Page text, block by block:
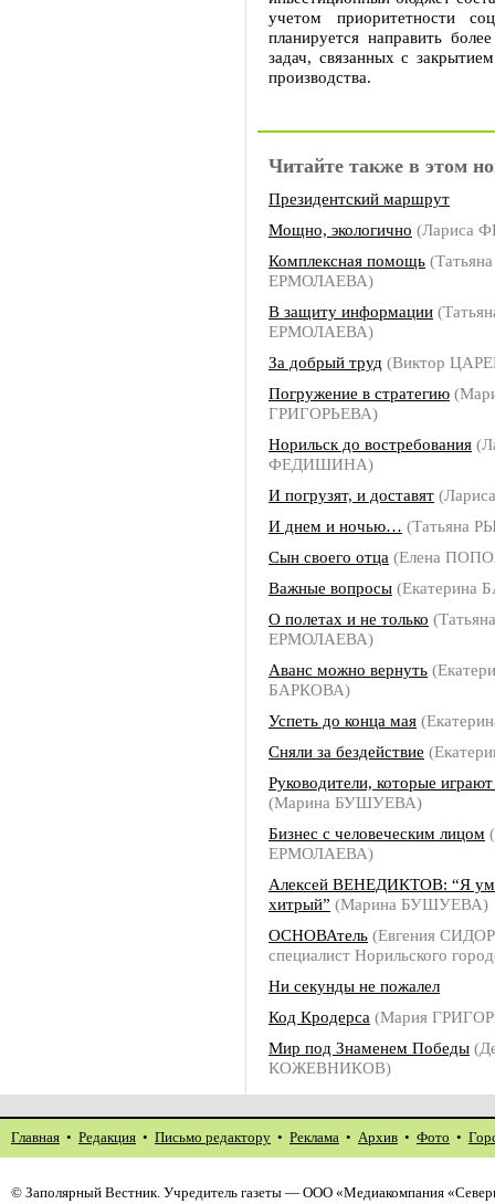
учетом приоритетности
планируется направить
задач, связанных с
производства.
Читайте также в этом
Президентский маршрут
Мощно, экологично (Лариса
Комплексная помощь (Татьяна
ЕРМОЛАЕВА)
В защиту информации
ЕРМОЛАЕВА)
За добрый труд (Виктор
Погружение в стратегию
ГРИГОРЬЕВА)
Норильск до востребования
ФЕДИШИНА)
И погрузят, и доставят
И днем и ночью… (Татьяна
Сын своего отца (Елена
Важные вопросы (Екатерина
О полетах и не только (Татьяна
ЕРМОЛАЕВА)
Аванс можно вернуть
БАРКОВА)
Успеть до конца мая
Сняли за бездействие
Руководители, которые
(Марина БУШУЕВА)
Бизнес с человеческим лицом
ЕРМОЛАЕВА)
Алексей ВЕНЕДИКТОВ: “Я
хитрый” (Марина БУШУЕВА)
ОСНОВАтель (Евгения
специалист Норильского
Ни секунды не пожалел
Код Кродерса (Мария
Мир под Знаменем Победы
КОЖЕВНИКОВ)
Главная • Редакция • Письмо редактору • Реклама • Архив • Фото •
© Заполярный Вестник. Учредитель газеты — ООО «Медиакомпания